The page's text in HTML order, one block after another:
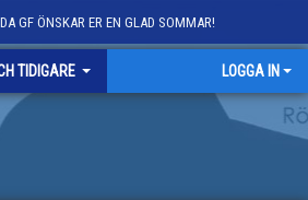
GF ÖNSKAR ER EN GLAD SOMMAR!
TIDIGARE LOGGA IN